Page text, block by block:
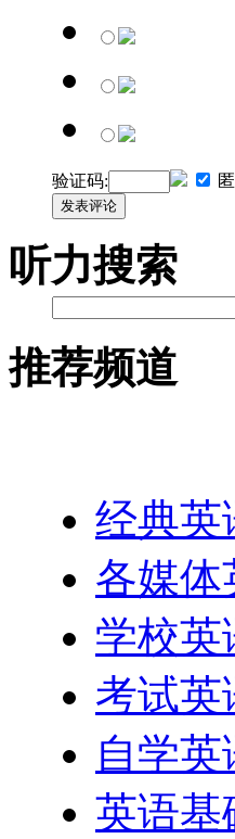
验证码:
发表评论
听力搜索
推荐频道
经典英
各媒体
学校英
考试英
自学英
英语基